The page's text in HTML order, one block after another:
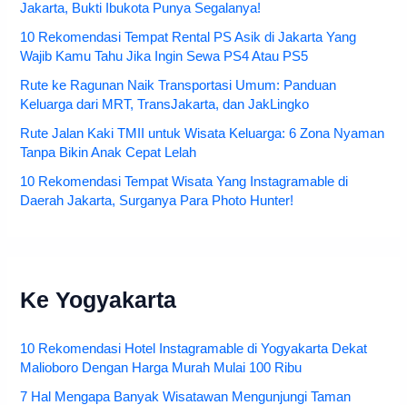
Jakarta, Bukti Ibukota Punya Segalanya!
10 Rekomendasi Tempat Rental PS Asik di Jakarta Yang
Wajib Kamu Tahu Jika Ingin Sewa PS4 Atau PS5
Rute ke Ragunan Naik Transportasi Umum: Panduan
Keluarga dari MRT, TransJakarta, dan JakLingko
Rute Jalan Kaki TMII untuk Wisata Keluarga: 6 Zona Nyaman
Tanpa Bikin Anak Cepat Lelah
10 Rekomendasi Tempat Wisata Yang Instagramable di
Daerah Jakarta, Surganya Para Photo Hunter!
Ke Yogyakarta
10 Rekomendasi Hotel Instagramable di Yogyakarta Dekat
Malioboro Dengan Harga Murah Mulai 100 Ribu
7 Hal Mengapa Banyak Wisatawan Mengunjungi Taman